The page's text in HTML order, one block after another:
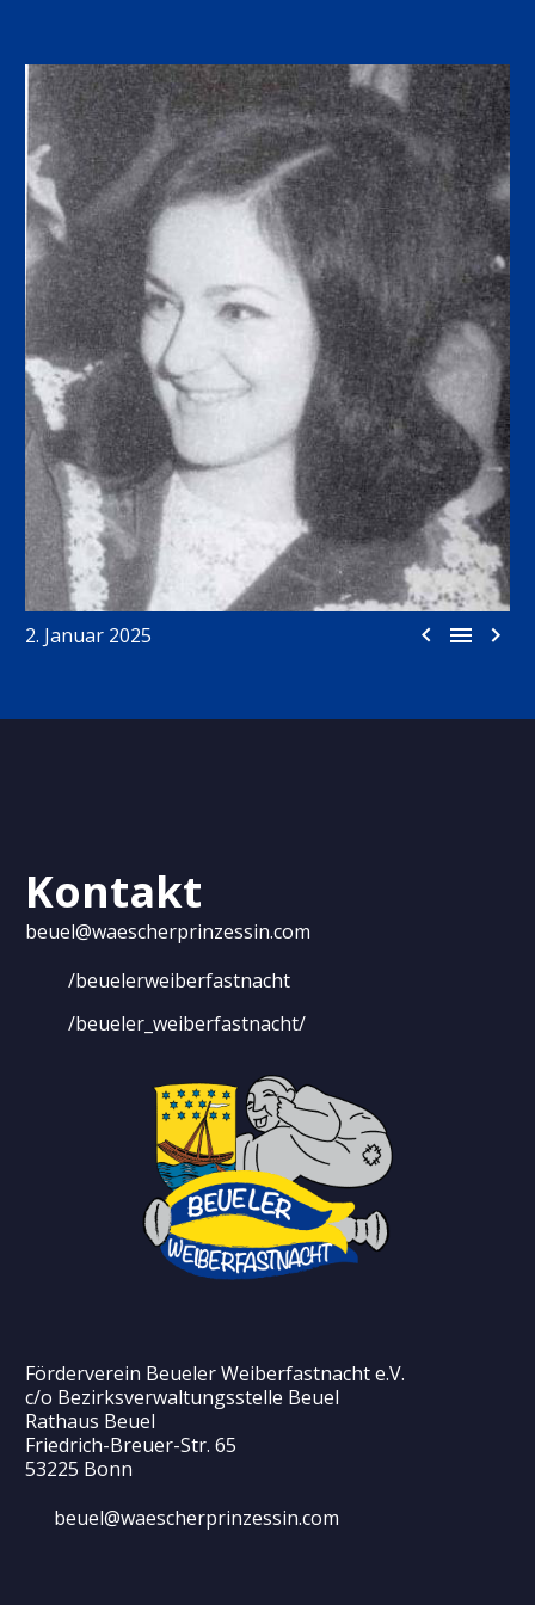
  
2. Januar 2025
Kontakt
beuel@waescherprinzessin.com
/beuelerweiberfastnacht
/beueler_weiberfastnacht/
Förderverein Beueler Weiberfastnacht e.V.
c/o Bezirksverwaltungsstelle Beuel
Rathaus Beuel
Friedrich-Breuer-Str. 65
53225 Bonn
beuel@waescherprinzessin.com